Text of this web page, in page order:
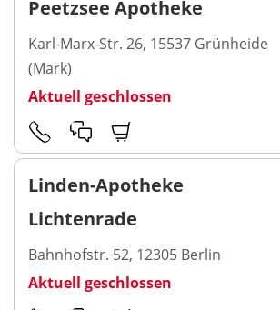
Peetzsee Apotheke
Karl-Marx-Str. 26, 15537 Grünheide
(Mark)
Aktuell geschlossen
Linden-Apotheke
Lichtenrade
Bahnhofstr. 52, 12305 Berlin
Aktuell geschlossen